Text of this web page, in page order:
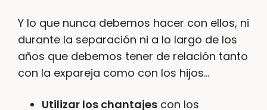
Y lo que nunca debemos hacer con ellos, ni
durante la separación ni a lo largo de los
años que debemos tener de relación tanto
con la expareja como con los hijos…
Utilizar los chantajes con los